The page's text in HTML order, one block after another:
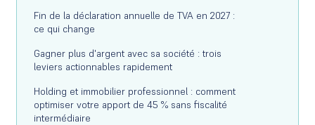
Fin de la déclaration annuelle de TVA en 2027 :
ce qui change
Gagner plus d'argent avec sa société : trois
leviers actionnables rapidement
Holding et immobilier professionnel : comment
optimiser votre apport de 45 % sans fiscalité
intermédiaire